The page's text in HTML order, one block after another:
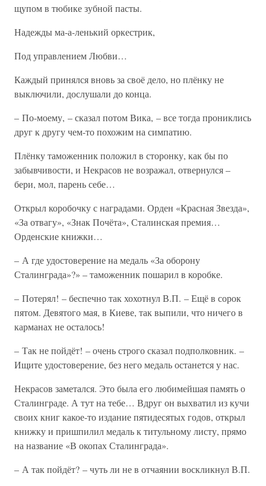
щупом в тюбике зубной пасты.
Надежды ма-а-ленький оркестрик,
Под управлением Любви…
Каждый принялся вновь за своё дело, но плёнку не
выключили, дослушали до конца.
– По-моему, – сказал потом Вика, – все тогда прониклись
друг к другу чем-то похожим на симпатию.
Плёнку таможенник положил в сторонку, как бы по
забывчивости, и Некрасов не возражал, отвернулся –
бери, мол, парень себе…
Открыл коробочку с наградами. Орден «Красная Звезда»,
«За отвагу», «Знак Почёта», Сталинская премия…
Орденские книжки…
– А где удостоверение на медаль «За оборону
Сталинграда»?» – таможенник пошарил в коробке.
– Потерял! – беспечно так хохотнул В.П. – Ещё в сорок
пятом. Девятого мая, в Киеве, так выпили, что ничего в
карманах не осталось!
– Так не пойдёт! – очень строго сказал подполковник. –
Ищите удостоверение, без него медаль останется у нас.
Некрасов заметался. Это была его любимейшая память о
Сталинграде. А тут на тебе… Вдруг он выхватил из кучи
своих книг какое-то издание пятидесятых годов, открыл
книжку и пришпилил медаль к титульному листу, прямо
на название «В окопах Сталинграда».
– А так пойдёт? – чуть ли не в отчаянии воскликнул В.П.